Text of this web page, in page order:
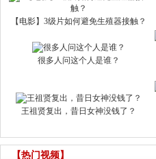
【电影】3级片如何避免生殖器接触？
很多人问这个人是谁？
王祖贤复出，昔日女神没钱了？
【热门视频】